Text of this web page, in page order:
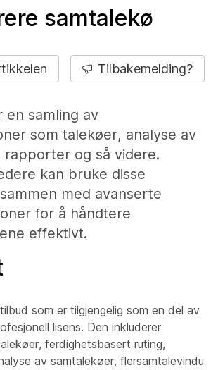
samtalekø
Tilbakemelding?
en samling av
som talekøer, analyse av
rapporter og så videre.
kan bruke disse
med avanserte
for å håndtere
effektivt.
som er tilgjengelig som en del av
lisens. Den inkluderer
ferdighetsbasert ruting,
av samtalekøer, flersamtalevindu